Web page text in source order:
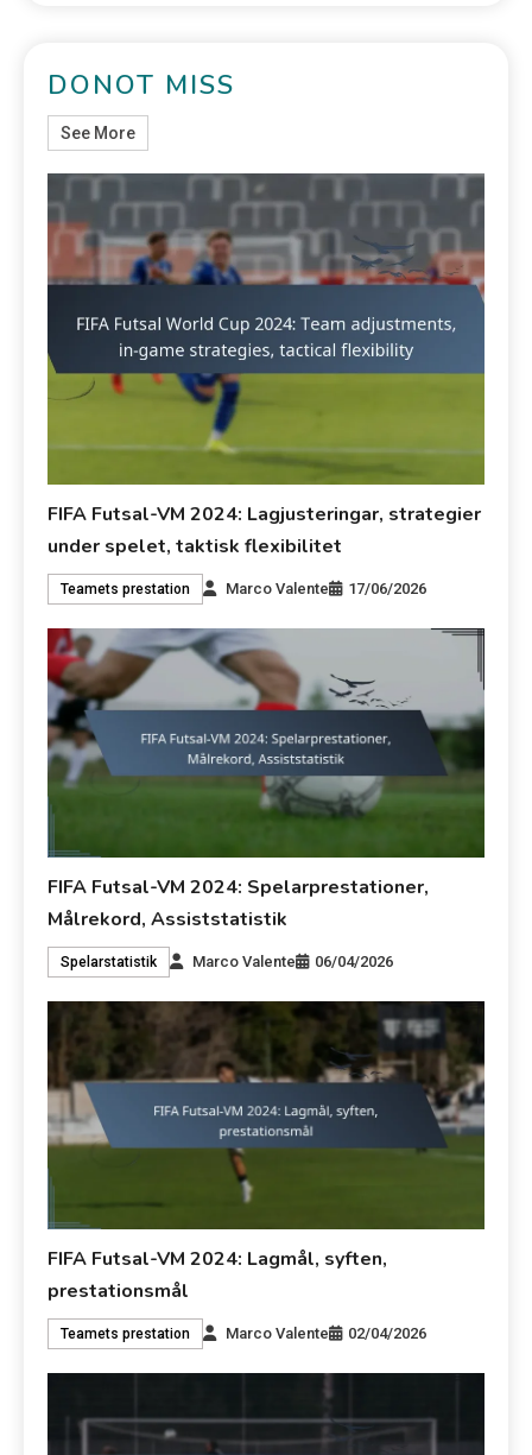
DONOT MISS
See More
FIFA Futsal-VM 2024: Lagjusteringar, strategier
under spelet, taktisk flexibilitet
Teamets prestation Marco Valente 17/06/2026
FIFA Futsal-VM 2024: Spelarprestationer,
Målrekord, Assiststatistik
Spelarstatistik Marco Valente 06/04/2026
FIFA Futsal-VM 2024: Lagmål, syften,
prestationsmål
Teamets prestation Marco Valente 02/04/2026